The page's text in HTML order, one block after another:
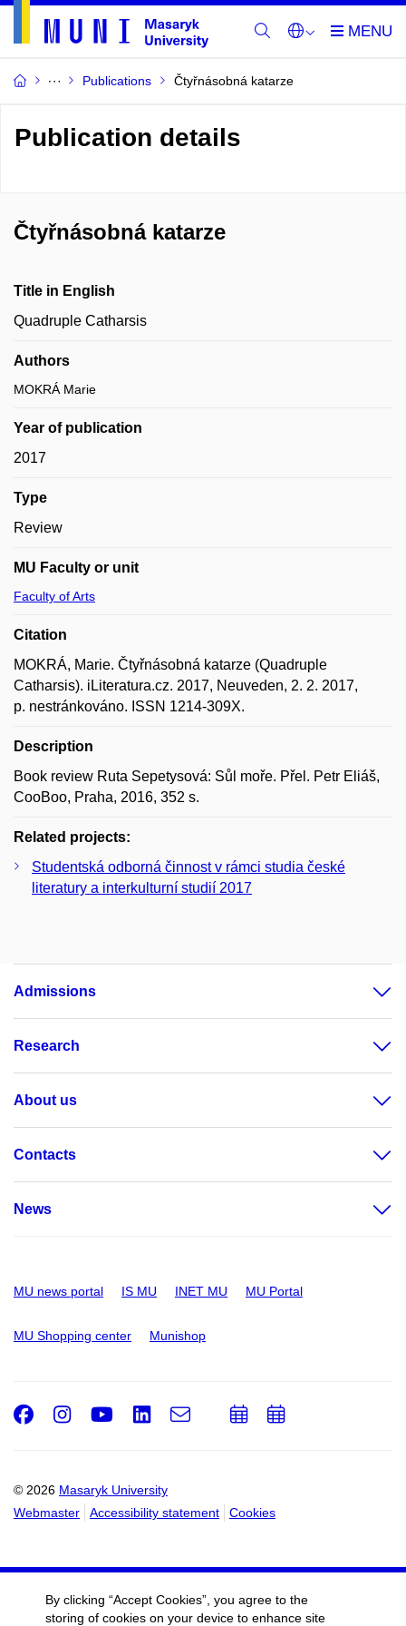
Publications Čtyřnásobná katarze
Publication details
Čtyřnásobná katarze
Title in English
Quadruple Catharsis
Authors
MOKRÁ Marie
Year of publication
2017
Type
Review
MU Faculty or unit
Faculty of Arts
Citation
MOKRÁ, Marie. Čtyřnásobná katarze (Quadruple
Catharsis). iLiteratura.cz. 2017, Neuveden, 2. 2. 2017,
p. nestránkováno. ISSN 1214-309X.
Description
Book review Ruta Sepetysová: Sůl moře. Přel. Petr Eliáš,
CooBoo, Praha, 2016, 352 s.
Related projects:
Studentská odborná činnost v rámci studia české
literatury a interkulturní studií 2017
Admissions
Research
About us
Contacts
News
MU news portal IS MU INET MU MU Portal
MU Shopping center Munishop
© 2026 Masaryk University
Webmaster
Accessibility statement Cookies
Facebook
Instagram
Youtube
LinkedIn
e-
AddAdd
By clicking “Accept Cookies”, you agree to the
storing of cookies on your device to enhance site